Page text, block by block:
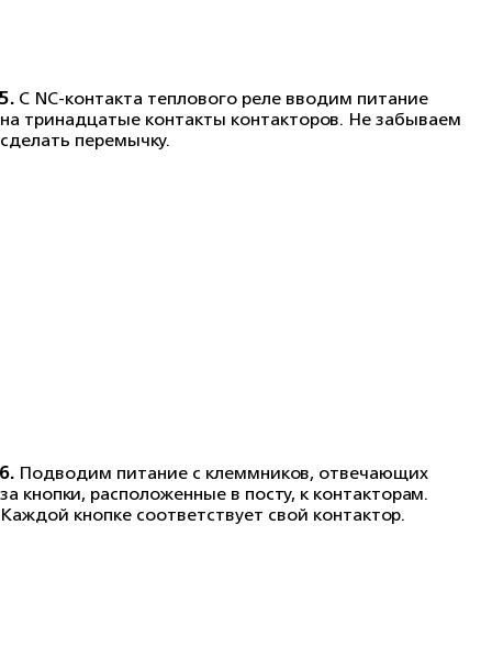
5.С NC-контакта теплового реле вводим питание
на тринадцатые контакты контакторов. Не забываем
сделать перемычку.
6. Подводим питание с клеммников, отвечающих
за кнопки, расположенные в посту, к контакторам.
Каждой кнопке соответствует свой контактор.